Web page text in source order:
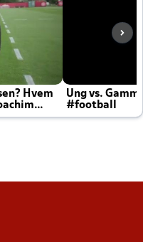
Hvem
Ung vs.
#football